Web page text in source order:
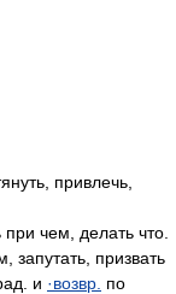
привлечь,
при чем, делать что.
запутать, призвать
и ·возвр. по